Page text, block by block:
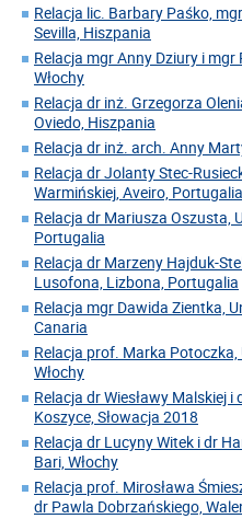
Relacja lic. Barbary Paśko,
Sevilla, Hiszpania
Relacja mgr Anny Dziury i
Włochy
Relacja dr inż. Grzegorza
Oviedo, Hiszpania
Relacja dr inż. arch. Anny
Relacja dr Jolanty Stec-
Warmińskiej, Aveiro, Portugalia
Relacja dr Mariusza Oszusta,
Portugalia
Relacja dr Marzeny Hajduk-
Lusofona, Lizbona, Portugalia
Relacja mgr Dawida Zientka,
Canaria
Relacja prof. Marka
Włochy
Relacja dr Wiesławy Malskiej
Koszyce, Słowacja 2018
Relacja dr Lucyny Witek i dr
Bari, Włochy
Relacja prof. Mirosława
dr Pawla Dobrzańskiego,